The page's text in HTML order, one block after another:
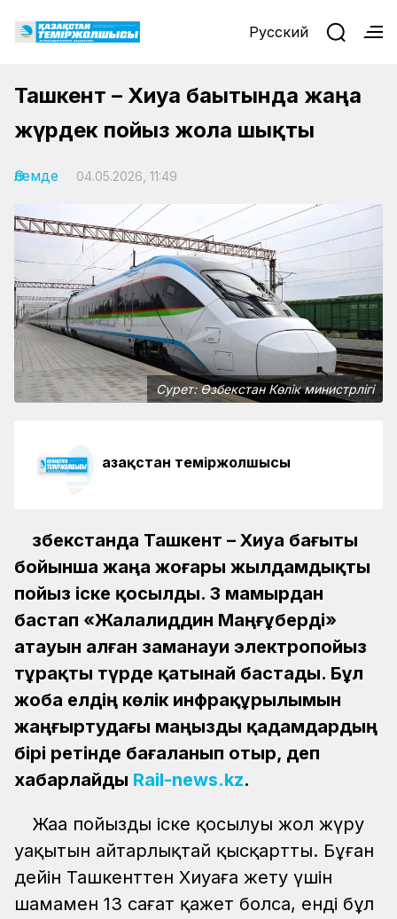
Русский
Ташкент – Хиуа бағытында жаңа
жүрдек пойыз жолға шықты
Әлемде 04.05.2026, 11:49
Сурет: Өзбекстан Көлік министрлігі
Қазақстан теміржолшысы
Өзбекстанда Ташкент – Хиуа бағыты
бойынша жаңа жоғары жылдамдықты
пойыз іске қосылды. 3 мамырдан
бастап «Жалалиддин Маңғұберді»
атауын алған заманауи электропойыз
тұрақты түрде қатынай бастады. Бұл
жоба елдің көлік инфрақұрылымын
жаңғыртудағы маңызды қадамдардың
бірі ретінде бағаланып отыр, деп
хабарлайды Rail-news.kz.
Жаңа пойыздың іске қосылуы жол жүру
уақытын айтарлықтай қысқартты. Бұған
дейін Ташкенттен Хиуаға жету үшін
шамамен 13 сағат қажет болса, енді бұл